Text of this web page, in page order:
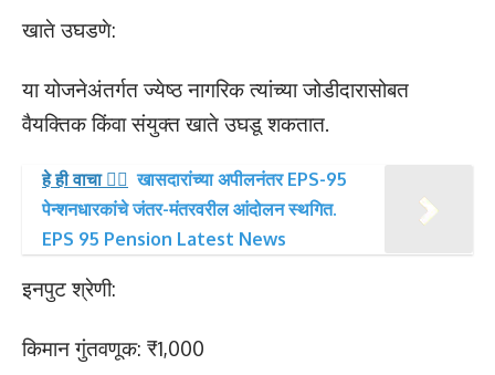
खाते उघडणे:
या योजनेअंतर्गत ज्येष्ठ नागरिक त्यांच्या जोडीदारासोबत
वैयक्तिक किंवा संयुक्त खाते उघडू शकतात.
हे ही वाचा 👉🏻 खासदारांच्या अपीलनंतर EPS-95
पेन्शनधारकांचे जंतर-मंतरवरील आंदोलन स्थगित.
EPS 95 Pension Latest News
इनपुट श्रेणी:
किमान गुंतवणूक: ₹1,000